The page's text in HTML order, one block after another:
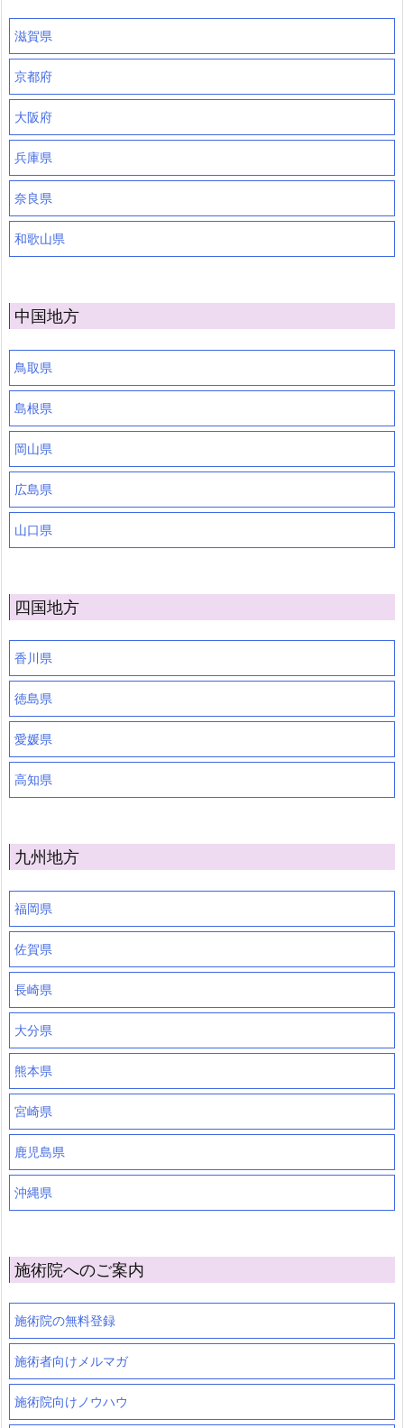
滋賀県
京都府
大阪府
兵庫県
奈良県
和歌山県
中国地方
鳥取県
島根県
岡山県
広島県
山口県
四国地方
香川県
徳島県
愛媛県
高知県
九州地方
福岡県
佐賀県
長崎県
大分県
熊本県
宮崎県
鹿児島県
沖縄県
施術院へのご案内
施術院の無料登録
施術者向けメルマガ
施術院向けノウハウ